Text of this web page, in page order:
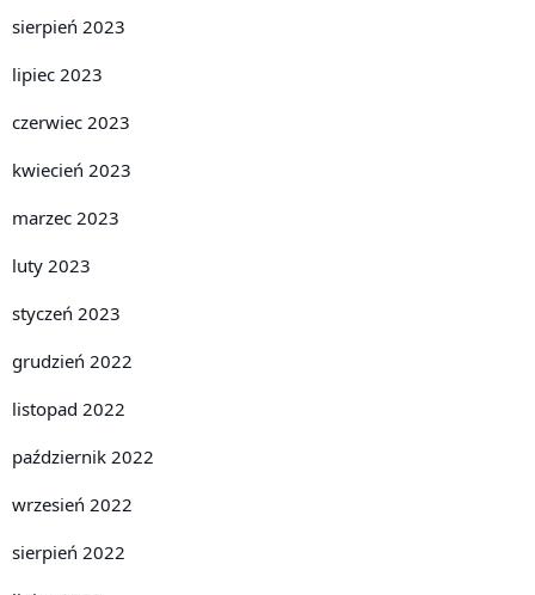
sierpień 2023
lipiec 2023
czerwiec 2023
kwiecień 2023
marzec 2023
luty 2023
styczeń 2023
grudzień 2022
listopad 2022
październik 2022
wrzesień 2022
sierpień 2022